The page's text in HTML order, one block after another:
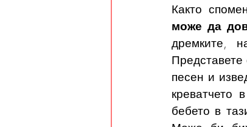
Както
може да
дремките,
песен и
креватчето
бебето в